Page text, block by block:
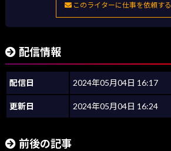
このライターに仕事を依頼する
配信情報
配信日 2024年05月04日 16:17
更新日 2024年05月04日 16:24
前後の記事